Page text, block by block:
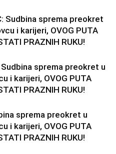
Sudbina sprema preokret
i karijeri, OVOG PUTA
PRAZNIH RUKU!
Sudbina sprema preokret u
i karijeri, OVOG PUTA
PRAZNIH RUKU!
sprema preokret u
i karijeri, OVOG PUTA
PRAZNIH RUKU!